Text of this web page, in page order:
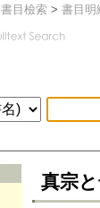
書目檢索 > 書目明
真宗